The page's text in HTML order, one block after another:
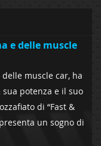
e delle muscle
muscle car, ha
potenza e il suo
di “Fast &
un sogno di